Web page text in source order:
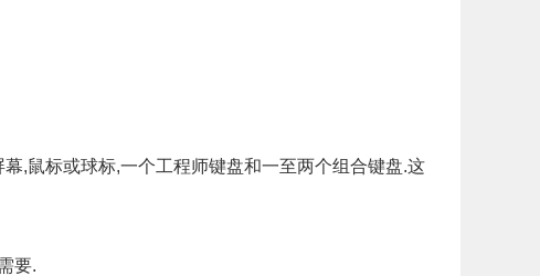
,鼠标或球标,一个工程师键盘和一至两个组合键盘.这
要.